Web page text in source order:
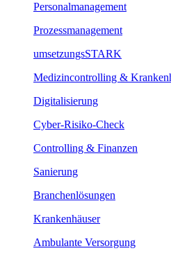
Personalmanagement
Prozessmanagement
umsetzungsSTARK
Medizincontrolling &
Digitalisierung
Cyber-Risiko-Check
Controlling & Finanzen
Sanierung
Branchenlösungen
Krankenhäuser
Ambulante Versorgung